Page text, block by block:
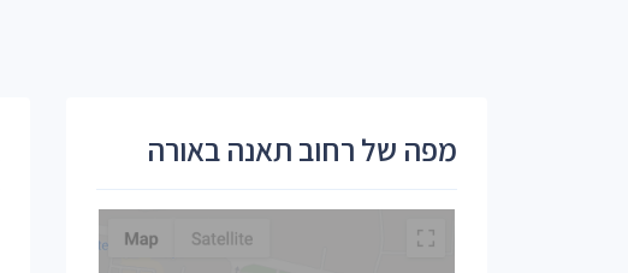
מפה של רחוב תאנה באורה